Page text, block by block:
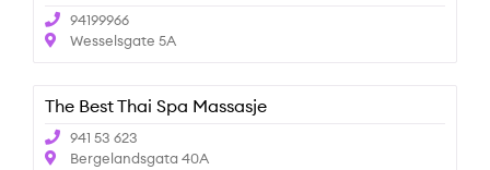
94199966
Wesselsgate 5A
The Best Thai Spa Massasje
941 53 623
Bergelandsgata 40A